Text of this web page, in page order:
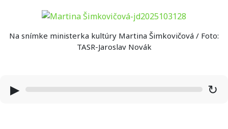
Na snímke ministerka kultúry Martina Šimkovičová / Foto:
TASR-Jaroslav Novák
▶ ↻